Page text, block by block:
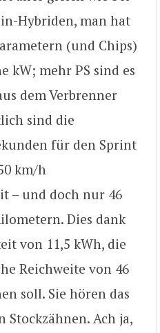
Hybriden, man hat
(und Chips)
kW; mehr PS sind es
dem Verbrenner
sind die
für den Sprint
km/h
– und doch nur 46
Dies dank
von 11,5 kWh, die
Reichweite von 46
soll. Sie hören das
Stockzähnen. Ach ja,